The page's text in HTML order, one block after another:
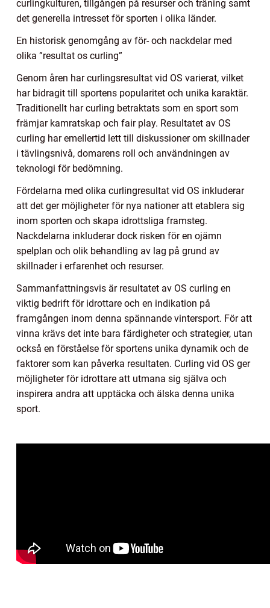
curlingkulturen, tillgången på resurser och träning samt
det generella intresset för sporten i olika länder.
En historisk genomgång av för- och nackdelar med
olika ”resultat os curling”
Genom åren har curlingsresultat vid OS varierat, vilket
har bidragit till sportens popularitet och unika karaktär.
Traditionellt har curling betraktats som en sport som
främjar kamratskap och fair play. Resultatet av OS
curling har emellertid lett till diskussioner om skillnader
i tävlingsnivå, domarens roll och användningen av
teknologi för bedömning.
Fördelarna med olika curlingresultat vid OS inkluderar
att det ger möjligheter för nya nationer att etablera sig
inom sporten och skapa idrottsliga framsteg.
Nackdelarna inkluderar dock risken för en ojämn
spelplan och olik behandling av lag på grund av
skillnader i erfarenhet och resurser.
Sammanfattningsvis är resultatet av OS curling en
viktig bedrift för idrottare och en indikation på
framgången inom denna spännande vintersport. För att
vinna krävs det inte bara färdigheter och strategier, utan
också en förståelse för sportens unika dynamik och de
faktorer som kan påverka resultaten. Curling vid OS ger
möjligheter för idrottare att utmana sig själva och
inspirera andra att upptäcka och älska denna unika
sport.